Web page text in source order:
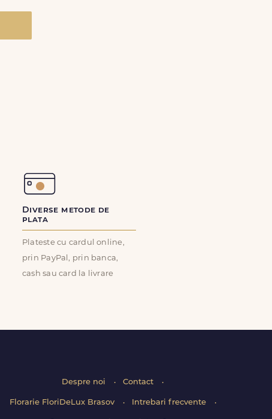
Diverse metode de
plata
Plateste cu cardul online,
prin PayPal, prin banca,
cash sau card la livrare
Despre noi Contact
Florarie FloriDeLux Brasov Intrebari frecvente